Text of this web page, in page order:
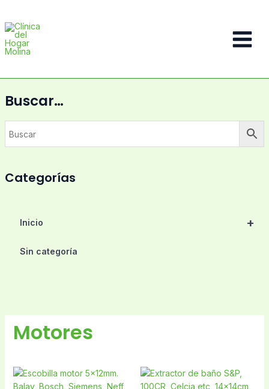
contenido
Main
Buscar…
Categorías
+
Inicio
Sin categoría
Motores